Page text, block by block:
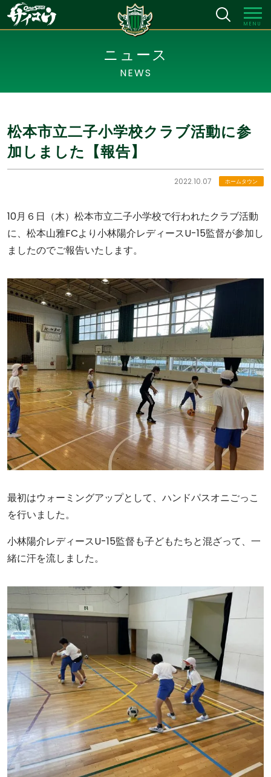
MENU
ニュース
NEWS
松本市立二子小学校クラブ活動に参
加しました【報告】
2022.10.07 ホームタウン
10月６日（木）松本市立二子小学校で行われたクラブ活動
に、松本山雅FCより小林陽介レディースU-15監督が参加し
ましたのでご報告いたします。
最初はウォーミングアップとして、ハンドパスオニごっこ
を行いました。
小林陽介レディースU-15監督も子どもたちと混ざって、一
緒に汗を流しました。